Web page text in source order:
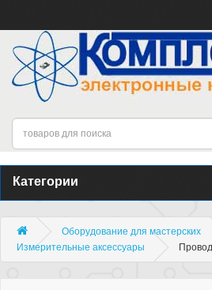
Категории
Оборудование для мастерских
Измерительные аксессуары